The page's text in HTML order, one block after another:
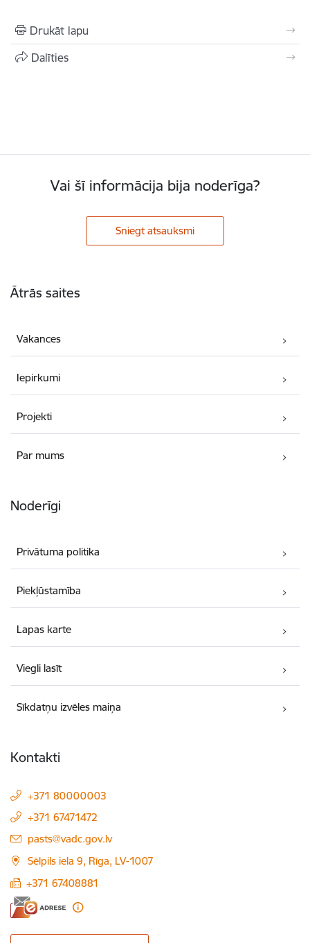
Drukāt lapu
Dalīties
Vai šī informācija bija noderīga?
Sniegt atsauksmi
Ātrās saites
Vakances
Iepirkumi
Projekti
Par mums
Noderīgi
Privātuma politika
Piekļūstamība
Lapas karte
Viegli lasīt
Sīkdatņu izvēles maiņa
Kontakti
+371 80000003
+371 67471472
E-pasts:
pasts@vadc.gov.lv
Sēlpils iela 9, Rīga, LV-1007
+371 67408881